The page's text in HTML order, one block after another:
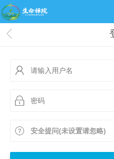
安全提问(未设置请忽略)